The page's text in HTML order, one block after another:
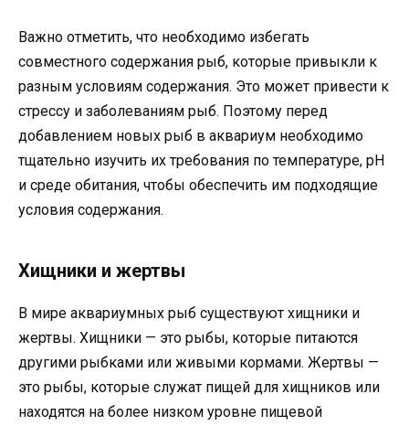
Важно отметить, что необходимо избегать
совместного содержания рыб, которые привыкли к
разным условиям содержания. Это может привести к
стрессу и заболеваниям рыб. Поэтому перед
добавлением новых рыб в аквариум необходимо
тщательно изучить их требования по температуре, pH
и среде обитания, чтобы обеспечить им подходящие
условия содержания.
Хищники и жертвы
В мире аквариумных рыб существуют хищники и
жертвы. Хищники — это рыбы, которые питаются
другими рыбками или живыми кормами. Жертвы —
это рыбы, которые служат пищей для хищников или
находятся на более низком уровне пищевой